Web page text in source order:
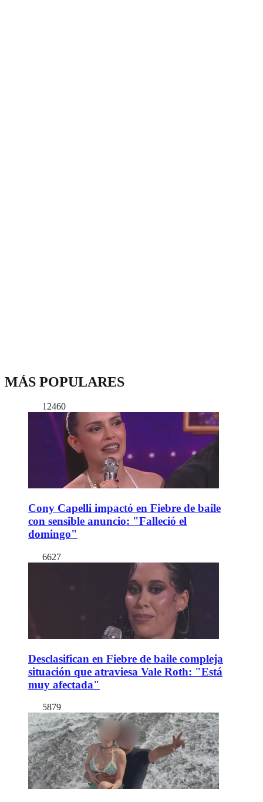
MÁS POPULARES
12460
Cony Capelli impactó en Fiebre de baile
con sensible anuncio: "Falleció el
domingo"
6627
Desclasifican en Fiebre de baile compleja
situación que atraviesa Vale Roth: "Está
muy afectada"
5879